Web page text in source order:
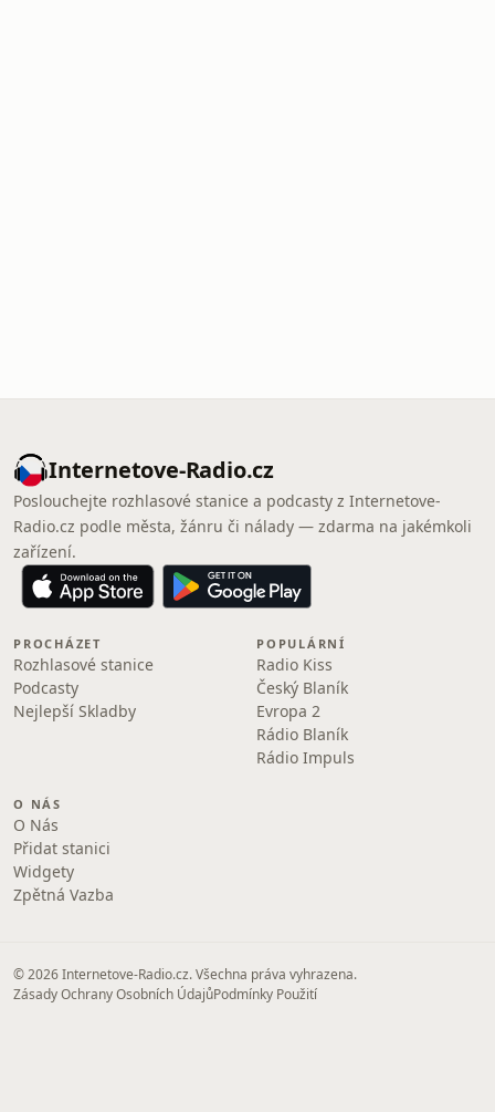
Internetove-Radio.cz
Poslouchejte rozhlasové stanice a podcasty z Internetove-
Radio.cz podle města, žánru či nálady — zdarma na jakémkoli
zařízení.
PROCHÁZET
Rozhlasové stanice
Podcasty
Nejlepší Skladby
POPULÁRNÍ
Radio Kiss
Český Blaník
Evropa 2
Rádio Blaník
Rádio Impuls
O NÁS
O Nás
Přidat stanici
Widgety
Zpětná Vazba
© 2026 Internetove-Radio.cz. Všechna práva vyhrazena.
Zásady Ochrany Osobních ÚdajůPodmínky Použití